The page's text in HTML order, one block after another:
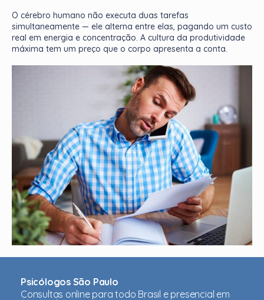
O cérebro humano não executa duas tarefas
simultaneamente — ele alterna entre elas, pagando um custo
real em energia e concentração. A cultura da produtividade
máxima tem um preço que o corpo apresenta a conta.
Psicólogos São Paulo
Consultas online para todo Brasil e presencial em